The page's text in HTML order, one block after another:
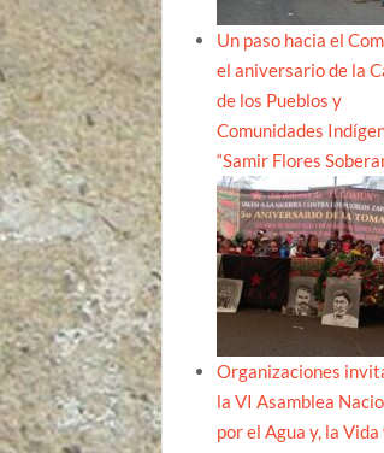
Un paso hacia el
el aniversario de la
de los Pueblos y
Comunidades
“Samir Flores
Organizaciones
la VI Asamblea
por el Agua y, la Vida